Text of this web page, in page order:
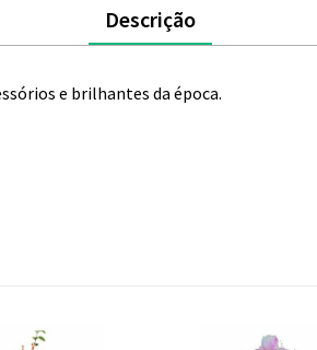
Descrição
e brilhantes da época.